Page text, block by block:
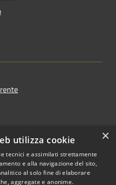
×
utilizza cookie
tecnici e assimilati strettamente
e alla navigazione del sito,
al solo fine di elaborare
aggregate e anonime.